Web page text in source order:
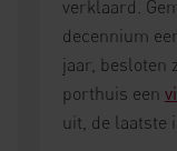
verklaard.
decennium
jaar, besloten
porthuis een
uit, de laatste